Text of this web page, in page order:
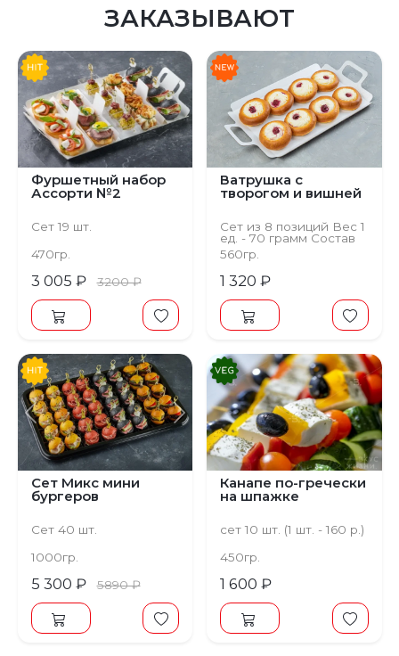
ЗАКАЗЫВАЮТ
Фуршетный набор
Ассорти №2
Сет 19 шт.
470гр.
3 005 ₽ 3200 ₽
Ватрушка с
творогом и вишней
Сет из 8 позиций Вес 1
ед. - 70 грамм Состав
Тесто на пирожки,
начинка вишневая,
сахарная пудра
560гр.
1 320 ₽
Предыдущий Следующий
Сет Микс мини
бургеров
Сет 40 шт.
1000гр.
5 300 ₽ 5890 ₽
Канапе по-гречески
на шпажке
сет 10 шт. (1 шт. - 160 р.)
450гр.
1 600 ₽